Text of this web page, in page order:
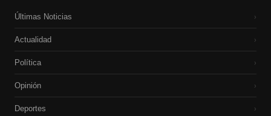
Últimas Noticias ›
Actualidad ›
Política ›
Opinión ›
Deportes ›